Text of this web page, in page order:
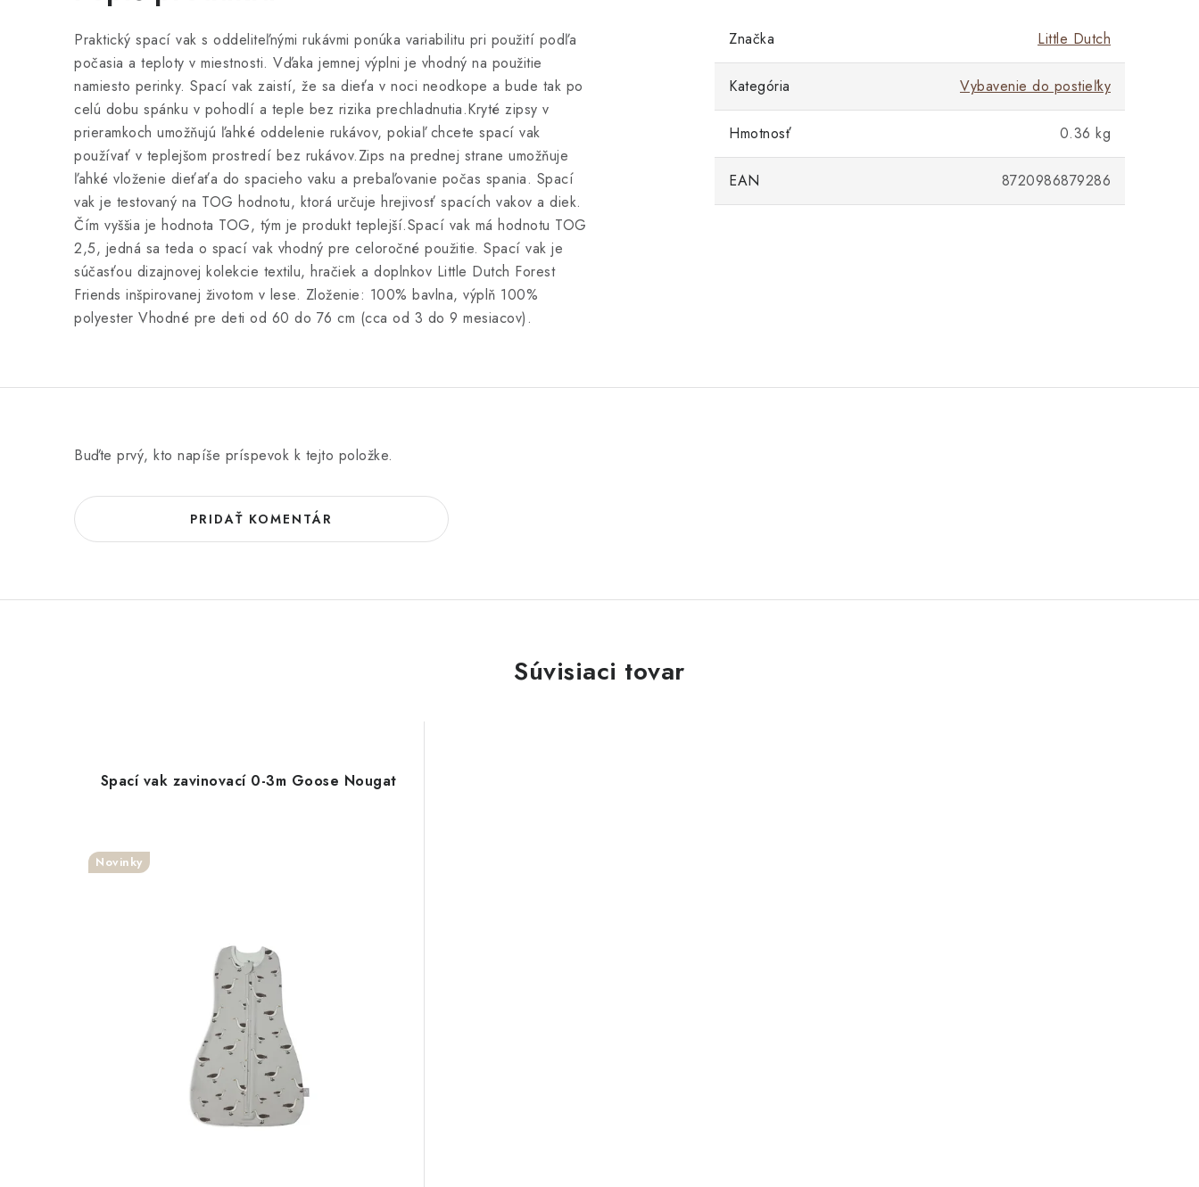
Praktický spací vak s oddeliteľnými rukávmi ponúka variabilitu pri použití podľa
počasia a teploty v miestnosti. Vďaka jemnej výplni je vhodný na použitie
namiesto perinky. Spací vak zaistí, že sa dieťa v noci neodkope a bude tak po
celú dobu spánku v pohodlí a teple bez rizika prechladnutia.Kryté zipsy v
prieramkoch umožňujú ľahké oddelenie rukávov, pokiaľ chcete spací vak
používať v teplejšom prostredí bez rukávov.Zips na prednej strane umožňuje
ľahké vloženie dieťaťa do spacieho vaku a prebaľovanie počas spania. Spací
vak je testovaný na TOG hodnotu, ktorá určuje hrejivosť spacích vakov a diek.
Čím vyššia je hodnota TOG, tým je produkt teplejší.Spací vak má hodnotu TOG
2,5, jedná sa teda o spací vak vhodný pre celoročné použitie. Spací vak je
súčasťou dizajnovej kolekcie textilu, hračiek a doplnkov Little Dutch Forest
Friends inšpirovanej životom v lese. Zloženie: 100% bavlna, výplň 100%
polyester Vhodné pre deti od 60 do 76 cm (cca od 3 do 9 mesiacov).
Značka Little Dutch
Kategória Vybavenie do postieľky
Hmotnosť 0.36 kg
EAN 8720986879286
Buďte prvý, kto napíše príspevok k tejto položke.
PRIDAŤ KOMENTÁR
Súvisiaci tovar
Spací vak zavinovací 0-3m Goose Nougat
Novinky